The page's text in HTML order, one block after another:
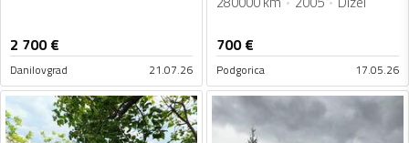
2 700€
Danilovgrad 21.07.26
700€
Podgorica 17.05.26